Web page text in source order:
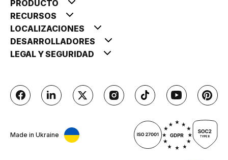
PRODUCTO
RECURSOS
LOCALIZACIONES
DESARROLLADORES
LEGAL Y SEGURIDAD
Made in Ukraine